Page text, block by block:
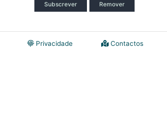
Subscrever Remover
Contactos
Privacidade